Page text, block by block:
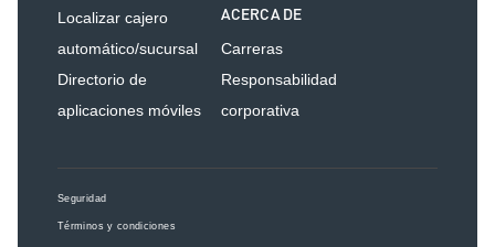
Localizar cajero
automático/sucursal
Directorio de
aplicaciones móviles
ACERCA DE
Carreras
Responsabilidad
corporativa
Seguridad
Términos y condiciones